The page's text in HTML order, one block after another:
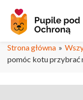
Strona główna »
pomóc kotu przybrać